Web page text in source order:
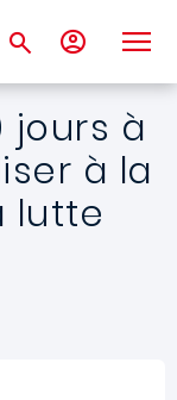
jours à
à la
lutte